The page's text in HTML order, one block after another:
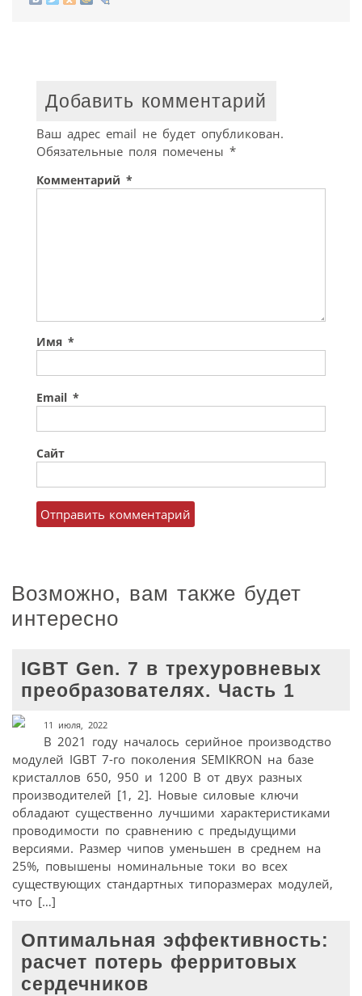
Добавить комментарий
Ваш адрес email не будет опубликован.
Обязательные поля помечены *
Комментарий *
Имя *
Email *
Сайт
Возможно, вам также будет
интересно
IGBT Gen. 7 в трехуровневых
преобразователях. Часть 1
11 июля, 2022
В 2021 году началось серийное производство
модулей IGBT 7-го поколения SEMIKRON на базе
кристаллов 650, 950 и 1200 В от двух разных
производителей [1, 2]. Новые силовые ключи
обладают существенно лучшими характеристиками
проводимости по сравнению с предыдущими
версиями. Размер чипов уменьшен в среднем на
25%, повышены номинальные токи во всех
существующих стандартных типоразмерах модулей,
что […]
Оптимальная эффективность:
расчет потерь ферритовых
сердечников